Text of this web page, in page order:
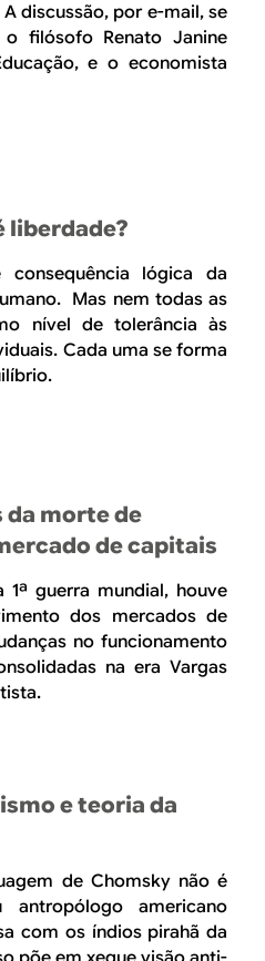
discussão, por e-mail, se
filósofo Renato Janine
e o economista
liberdade?
lógica da
Mas nem todas as
nível de tolerância às
Cada uma se forma
da morte de
de capitais
guerra mundial, houve
dos mercados de
no funcionamento
na era Vargas
e teoria da
de Chomsky não é
americano
com os índios pirahã da